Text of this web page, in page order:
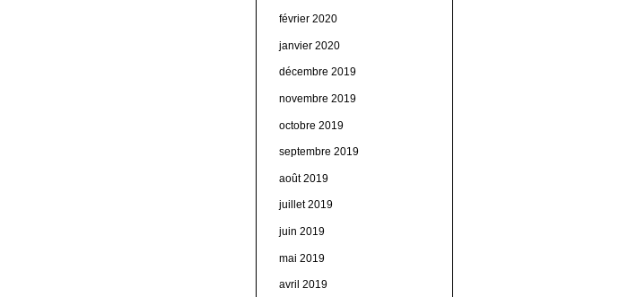
février 2020
janvier 2020
décembre 2019
novembre 2019
octobre 2019
septembre 2019
août 2019
juillet 2019
juin 2019
mai 2019
avril 2019